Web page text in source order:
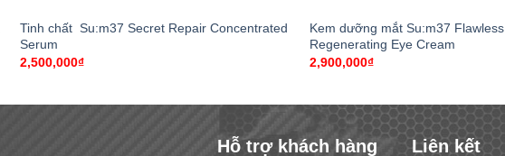
Tinh chất Su:m37 Secret Repair Concentrated
Serum
2,500,000₫
Kem dưỡng mắt Su:m37 Flawless
Regenerating Eye Cream
2,900,000₫
Hỗ trợ khách hàng Liên kết